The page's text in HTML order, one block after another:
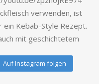
Auf Instagram folgen